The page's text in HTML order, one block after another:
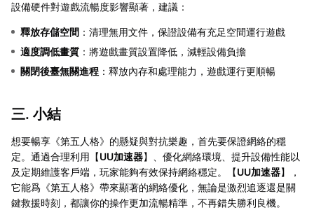
設備硬件對遊戲流暢度影響顯著，建議：
釋放存儲空間 ：清理無用文件，保證設備有充足空間運行遊戲
適度調低畫質 ：將遊戲畫質設置降低，減輕設備負擔
關閉後臺無關進程 ：釋放內存和處理能力，遊戲運行更順暢
三. 小結
想要暢享《第五人格》的懸疑與對抗樂趣，首先要保證網絡的穩
定。通過合理利用【UU加速器】、優化網絡環境、提升設備性能以
及定期維護客戶端，玩家能夠有效保持網絡穩定。【UU加速器】，
它能爲《第五人格》帶來顯著的網絡優化，無論是激烈追逐還是關
鍵救援時刻，都讓你的操作更加流暢精準，不再錯失勝利良機。